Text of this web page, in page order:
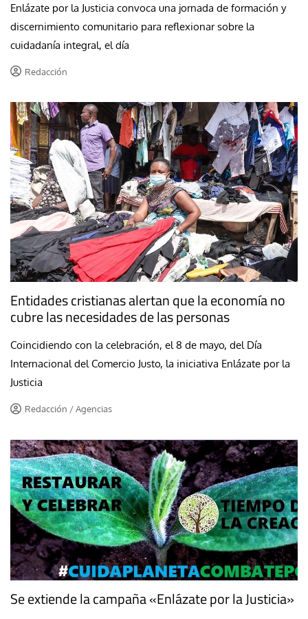
Enlázate por la Justicia convoca una jornada de formación y
discernimiento comunitario para reflexionar sobre la
cuidadanía integral, el día
Redacción
Entidades cristianas alertan que la economía no
cubre las necesidades de las personas
Coincidiendo con la celebración, el 8 de mayo, del Día
Internacional del Comercio Justo, la iniciativa Enlázate por la
Justicia
Redacción / Agencias
Se extiende la campaña «Enlázate por la Justicia»